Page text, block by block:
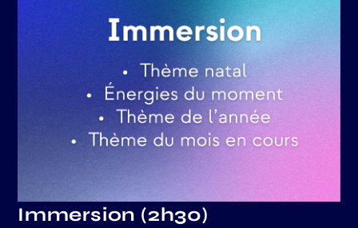
Immersion (2h30)